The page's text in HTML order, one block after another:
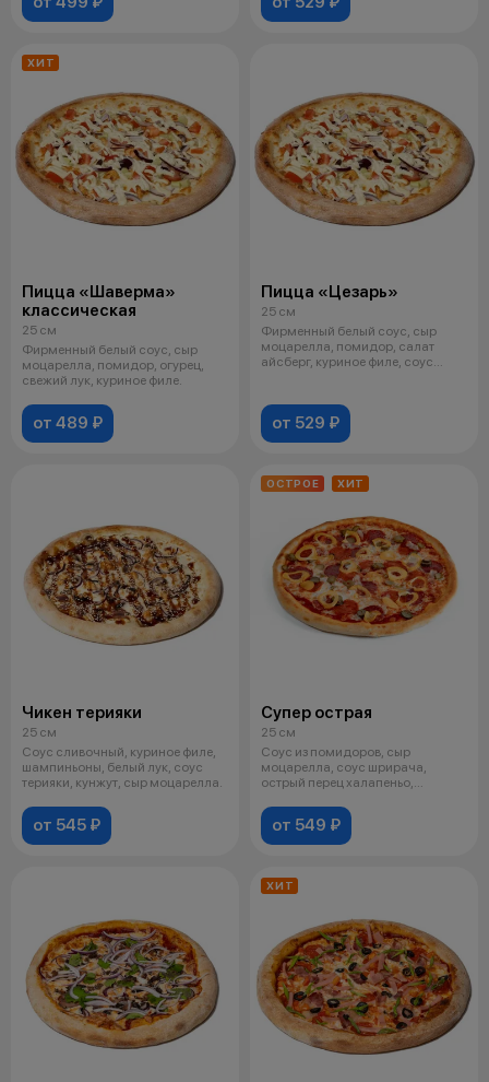
ХИТ
Пицца «Шаверма»
классическая
25 см
Фирменный белый соус, сыр
моцарелла, помидор, огурец,
свежий лук, куриное филе.
от 489 ₽
Пицца «Цезарь»
25 см
Фирменный белый соус, сыр
моцарелла, помидор, салат
айсберг, куриное филе, соус
от 529 ₽
Чикен терияки
25 см
Соус сливочный, куриное филе,
шампиньоны, белый лук, соус
терияки, кунжут, сыр моцарелла.
от 545 ₽
ОСТРОЕ ХИТ
Супер острая
25 см
Соус из помидоров, сыр
моцарелла, соус шрирача,
острый перец халапеньо,
от 549 ₽
ХИТ